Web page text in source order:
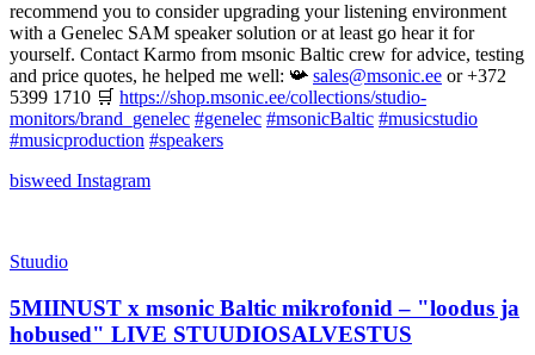
recommend you to consider upgrading your listening environment
with a Genelec SAM speaker solution or at least go hear it for
yourself. Contact Karmo from msonic Baltic crew for advice, testing
and price quotes, he helped me well: 📯 sales@msonic.ee or +372
5399 1710 🛒 https://shop.msonic.ee/collections/studio-
monitors/brand_genelec #genelec #msonicBaltic #musicstudio
#musicproduction #speakers
bisweed Instagram
Stuudio
5MIINUST x msonic Baltic mikrofonid – "loodus ja
hobused" LIVE STUUDIOSALVESTUS